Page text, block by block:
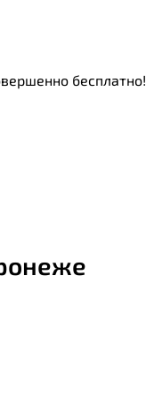
бесплатно!